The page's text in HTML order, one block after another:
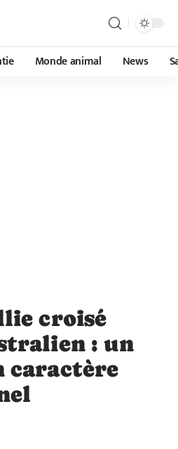
Monde animal News
croisé
: un
caractère